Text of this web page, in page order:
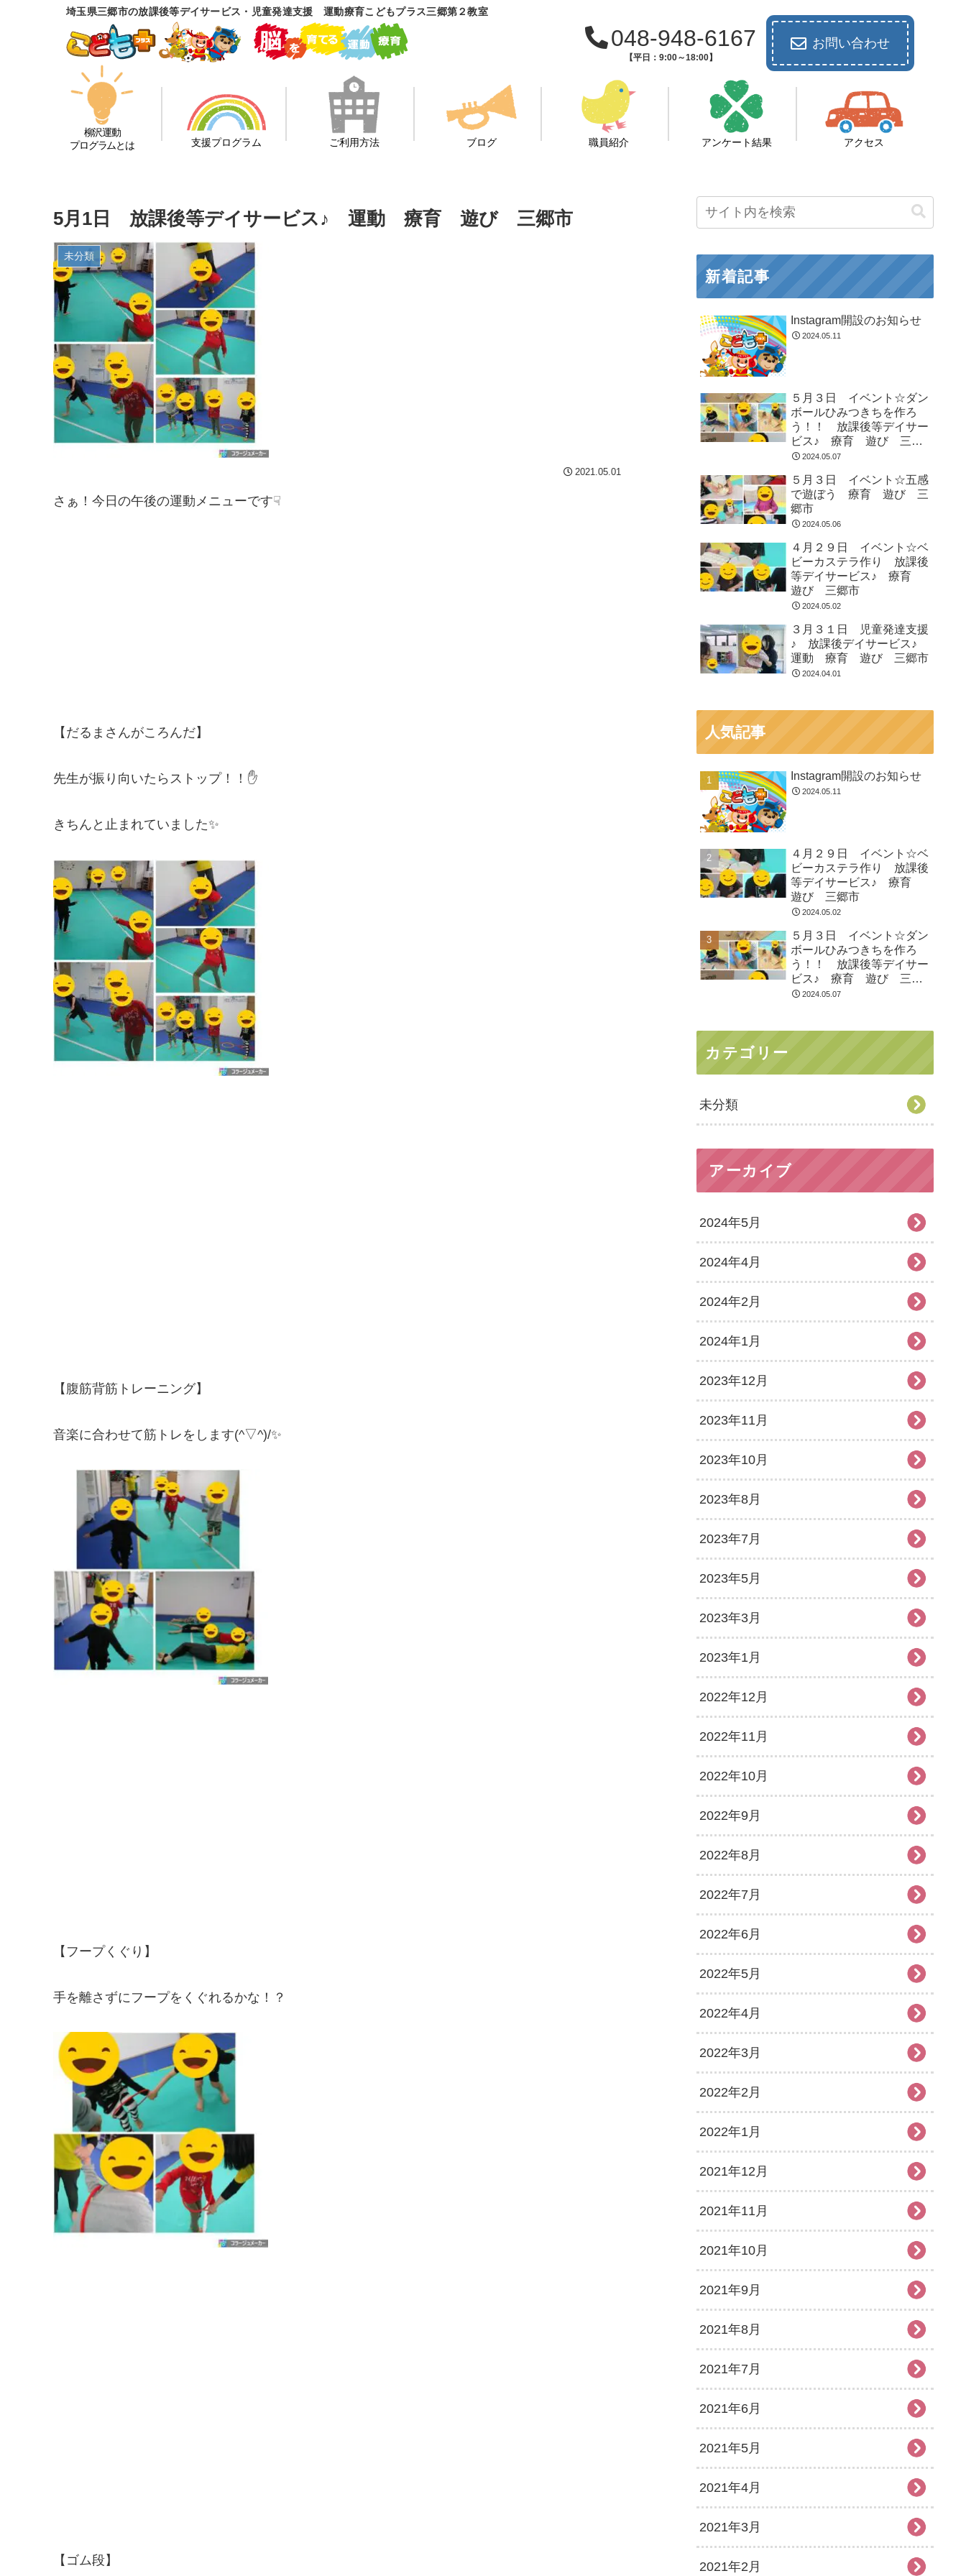
埼玉県三郷市の放課後等デイサービス・児童発達支援 運動療育こどもプラス三郷第２教室
048-948-6167
【平日：9:00～18:00】
お問い合わせ
柳沢運動
プログラムとは
支援プログラム ご利用方法 ブログ 職員紹介 アンケート結果 アクセス
5月1日 放課後等デイサービス♪ 運動 療育 遊び 三郷市
未分類
2021.05.01
さぁ！今日の午後の運動メニューです☟
【だるまさんがころんだ】
先生が振り向いたらストップ！！✋
きちんと止まれていました✨
【腹筋背筋トレーニング】
音楽に合わせて筋トレをします(^▽^)/✨
【フープくぐり】
手を離さずにフープをくぐれるかな！？
【ゴム段】
新着記事
Instagram開設のお知らせ
2024.05.11
５月３日 イベント☆ダン
ボールひみつきちを作ろ
う！！ 放課後等デイサー
ビス♪ 療育 遊び 三郷
市 2024.05.07
５月３日 イベント☆五感
で遊ぼう 療育 遊び 三
郷市
2024.05.06
４月２９日 イベント☆ベ
ビーカステラ作り 放課後
等デイサービス♪ 療育
遊び 三郷市
2024.05.02
３月３１日 児童発達支援
♪ 放課後デイサービス♪
運動 療育 遊び 三郷市
2024.04.01
人気記事
Instagram開設のお知らせ
2024.05.11
４月２９日 イベント☆ベ
ビーカステラ作り 放課後
等デイサービス♪ 療育
遊び 三郷市
2024.05.02
５月３日 イベント☆ダン
ボールひみつきちを作ろ
う！！ 放課後等デイサー
ビス♪ 療育 遊び 三郷
市 2024.05.07
カテゴリー
未分類
アーカイブ
2024年5月
2024年4月
2024年2月
2024年1月
2023年12月
2023年11月
2023年10月
2023年8月
2023年7月
2023年5月
2023年3月
2023年1月
2022年12月
2022年11月
2022年10月
2022年9月
2022年8月
2022年7月
2022年6月
2022年5月
2022年4月
2022年3月
2022年2月
2022年1月
2021年12月
2021年11月
2021年10月
2021年9月
2021年8月
2021年7月
2021年6月
2021年5月
2021年4月
2021年3月
2021年2月